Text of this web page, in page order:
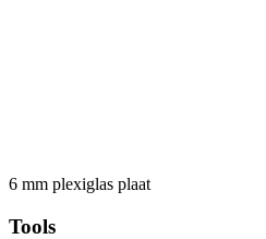
6 mm plexiglas plaat
Tools